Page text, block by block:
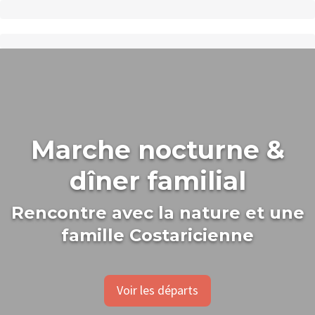
Marche nocturne &
dîner familial
Rencontre avec la nature et une
famille Costaricienne
Voir les départs